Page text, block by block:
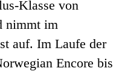
Klasse von
nimmt im
auf. Im Laufe der
Encore bis